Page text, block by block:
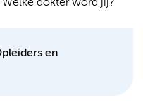
dokter word jij?
en